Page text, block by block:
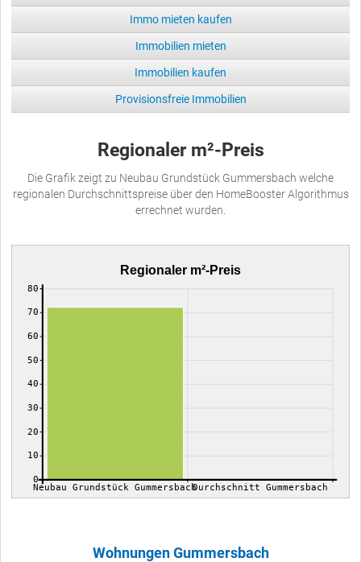
Immo mieten kaufen
Immobilien mieten
Immobilien kaufen
Provisionsfreie Immobilien
Regionaler m²-Preis
Die Grafik zeigt zu Neubau Grundstück Gummersbach welche
regionalen Durchschnittspreise über den HomeBooster Algorithmus
errechnet wurden.
Regionaler m²-Preis
0
10
20
30
40
50
60
70
80
Neubau Grundstück GummersbachDurchschnitt Gummersbach
Wohnungen Gummersbach